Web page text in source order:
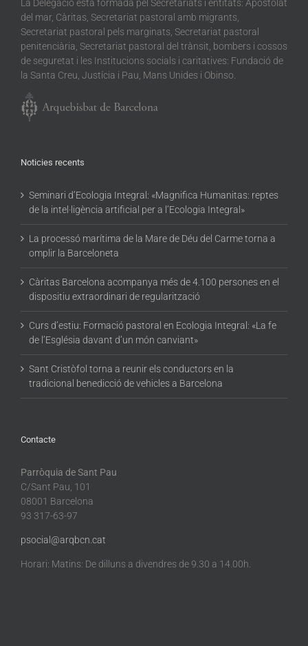
La Delegació està formada pel Secretariats i entitats: Apostolat
del mar, Càritas, Secretariat pastoral amb migrants,
Secretariat pastoral pels marginats, Secretariat pastoral
penitenciària, Secretariat pastoral del trànsit, bombers i cossos
de seguretat i les Institucions socials i caritatives: Fundació de
la Santa Creu, Justícia i Pau, Mans Unides i Obinso.
Noticies recents
Seminari d’Ecologia Integral: «Magnifica Humanitas: reptes
de la intel·ligència artificial per a l’Ecologia Integral»
La processó marítima de la Mare de Déu del Carme torna a
omplir la Barceloneta
Càritas Barcelona acompanya més de 4.100 persones en el
dispositiu extraordinari de regularització
Curs d’estiu: Formació pastoral en Ecologia Integral: «La fe
de l’Església davant d’un món canviant»
Sant Cristòfol torna a reunir els conductors en la
tradicional benedicció de vehicles a Barcelona
Contacte
Parròquia de Sant Pau
C/Sant Pau, 101
08001 Barcelona
93 317-63-97
psocial@arqbcn.cat
Horari: Matins: De dilluns a divendres de 9.30 a 14.00h.